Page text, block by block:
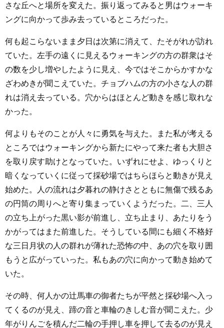
さな丘へと場所を変えた。振り返ってみると男はウォーキ
ングに向かって歩み去っているところだった。
何も起こらないまま夕日は次第に消えて、たそがれが訪れ
ていた。左手の遠くに見えるウォーキングの方の群衆はそ
の数を少し増やしたように見え、今ではそこからかすかな
ざわめきが聞こえていた。チョブハムの方の小さな人の群
れは消え去っている。穴からはほとんど動きを感じ取れな
かった。
何よりもそのことが人々に勇気を与えた。また私が考える
ところではウォーキングから新たにやって来た者も大胆さ
を取り戻す助けとなっていた。いずれにせよ、ゆっくりと
暗くなっていくに従って採砂場ではちらほらと動きが見え
始めた。人の流れは夕暮れの静けさとともに無傷で残るあ
の円筒の周りへと寄り集まっていくようだった。二、三人
の立ち上がった黒い影が前進し、立ち止まり、あたりをう
かがってはまた前進した。そうしている間にも細く不格好
な三日月状の人の群れが薄れた恐怖の中、あの穴を取り囲
もうと広がっていった。私もあの穴に向かって動き始めて
いた。
その時、何人かの辻馬車の御者たちが平然と採砂場へ入っ
てくるのが見え、蹄の音と車輪のきしむ音が聞こえた。少
年がりんごを積んだ二輪の手押し車を押して去るのが見え